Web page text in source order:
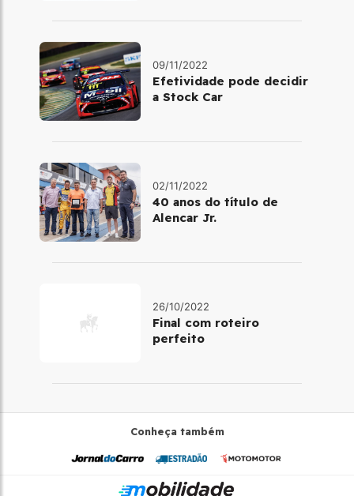
09/11/2022
Efetividade pode decidir
a Stock Car
02/11/2022
40 anos do título de
Alencar Jr.
26/10/2022
Final com roteiro
perfeito
Conheça também